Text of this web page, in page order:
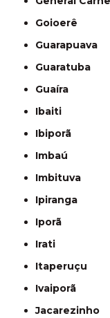
Goioerê
Guarapuava
Guaratuba
Guaíra
Ibaiti
Ibiporã
Imbaú
Imbituva
Ipiranga
Iporã
Irati
Itaperuçu
Ivaiporã
Jacarezinho